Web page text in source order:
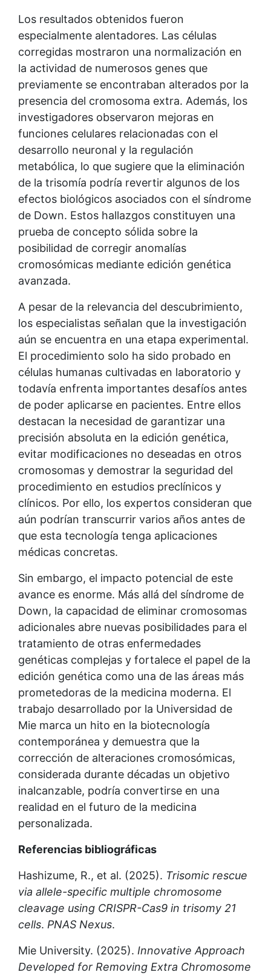
Los resultados obtenidos fueron
especialmente alentadores. Las células
corregidas mostraron una normalización en
la actividad de numerosos genes que
previamente se encontraban alterados por la
presencia del cromosoma extra. Además, los
investigadores observaron mejoras en
funciones celulares relacionadas con el
desarrollo neuronal y la regulación
metabólica, lo que sugiere que la eliminación
de la trisomía podría revertir algunos de los
efectos biológicos asociados con el síndrome
de Down. Estos hallazgos constituyen una
prueba de concepto sólida sobre la
posibilidad de corregir anomalías
cromosómicas mediante edición genética
avanzada.
A pesar de la relevancia del descubrimiento,
los especialistas señalan que la investigación
aún se encuentra en una etapa experimental.
El procedimiento solo ha sido probado en
células humanas cultivadas en laboratorio y
todavía enfrenta importantes desafíos antes
de poder aplicarse en pacientes. Entre ellos
destacan la necesidad de garantizar una
precisión absoluta en la edición genética,
evitar modificaciones no deseadas en otros
cromosomas y demostrar la seguridad del
procedimiento en estudios preclínicos y
clínicos. Por ello, los expertos consideran que
aún podrían transcurrir varios años antes de
que esta tecnología tenga aplicaciones
médicas concretas.
Sin embargo, el impacto potencial de este
avance es enorme. Más allá del síndrome de
Down, la capacidad de eliminar cromosomas
adicionales abre nuevas posibilidades para el
tratamiento de otras enfermedades
genéticas complejas y fortalece el papel de la
edición genética como una de las áreas más
prometedoras de la medicina moderna. El
trabajo desarrollado por la Universidad de
Mie marca un hito en la biotecnología
contemporánea y demuestra que la
corrección de alteraciones cromosómicas,
considerada durante décadas un objetivo
inalcanzable, podría convertirse en una
realidad en el futuro de la medicina
personalizada.
Referencias bibliográficas
Hashizume, R., et al. (2025). Trisomic rescue
via allele-specific multiple chromosome
cleavage using CRISPR-Cas9 in trisomy 21
cells. PNAS Nexus.
Mie University. (2025). Innovative Approach
Developed for Removing Extra Chromosome